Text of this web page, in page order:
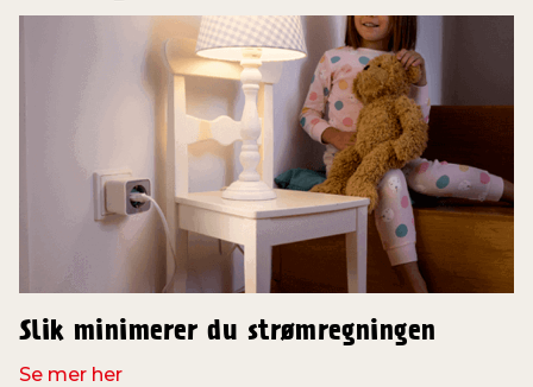
Slik minimerer du strømregningen
Se mer her